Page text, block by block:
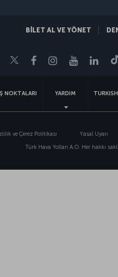
BİLET AL VE YÖNET
TwitterFacebookInstagram
Youtube
NOKTALARI YARDIM
ve Çerez Politikası Yasal Uyarı
Türk Hava Yolları A.O. Her hakkı